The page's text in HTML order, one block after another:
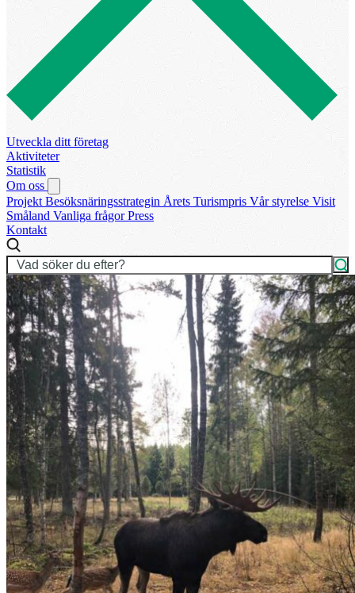
Utveckla ditt företag
Aktiviteter
Statistik
Om oss
Projekt Besöksnäringsstrategin Årets Turismpris Vår styrelse Visit
Småland Vanliga frågorPress
Kontakt